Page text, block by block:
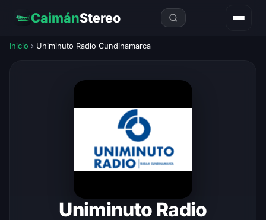
CaimánStereo
Inicio › Uniminuto Radio Cundinamarca
Uniminuto Radio